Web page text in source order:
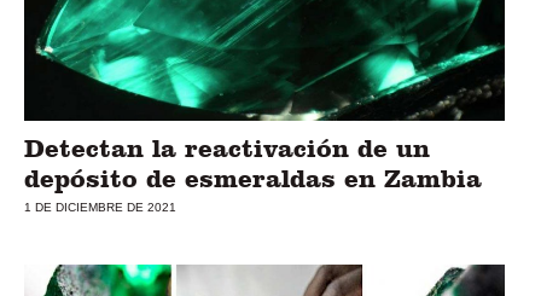
Detectan la reactivación de un
depósito de esmeraldas en Zambia
1 DE DICIEMBRE DE 2021